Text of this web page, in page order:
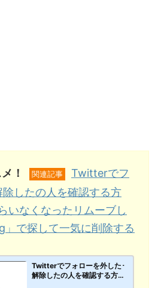
！ 関連記事
Twitterでフ
除したの人を確認する方
いなくなったリムーブし
で探して一気に削除する
Twitterでフォローを外した･
解除したの人を確認する方